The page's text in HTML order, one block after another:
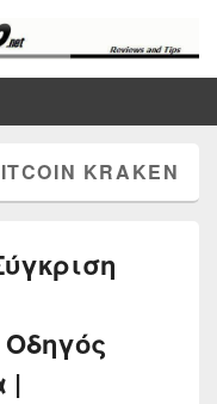
KRAKEN
|